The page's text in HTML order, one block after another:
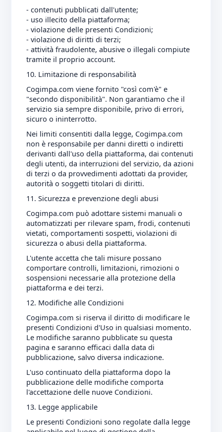
- contenuti pubblicati dall'utente;
- uso illecito della piattaforma;
- violazione delle presenti Condizioni;
- violazione di diritti di terzi;
- attività fraudolente, abusive o illegali compiute
tramite il proprio account.
10. Limitazione di responsabilità
Cogimpa.com viene fornito "così com'è" e
"secondo disponibilità". Non garantiamo che il
servizio sia sempre disponibile, privo di errori,
sicuro o ininterrotto.
Nei limiti consentiti dalla legge, Cogimpa.com
non è responsabile per danni diretti o indiretti
derivanti dall'uso della piattaforma, dai contenuti
degli utenti, da interruzioni del servizio, da azioni
di terzi o da provvedimenti adottati da provider,
autorità o soggetti titolari di diritti.
11. Sicurezza e prevenzione degli abusi
Cogimpa.com può adottare sistemi manuali o
automatizzati per rilevare spam, frodi, contenuti
vietati, comportamenti sospetti, violazioni di
sicurezza o abusi della piattaforma.
L'utente accetta che tali misure possano
comportare controlli, limitazioni, rimozioni o
sospensioni necessarie alla protezione della
piattaforma e dei terzi.
12. Modifiche alle Condizioni
Cogimpa.com si riserva il diritto di modificare le
presenti Condizioni d'Uso in qualsiasi momento.
Le modifiche saranno pubblicate su questa
pagina e saranno efficaci dalla data di
pubblicazione, salvo diversa indicazione.
L'uso continuato della piattaforma dopo la
pubblicazione delle modifiche comporta
l'accettazione delle nuove Condizioni.
13. Legge applicabile
Le presenti Condizioni sono regolate dalla legge